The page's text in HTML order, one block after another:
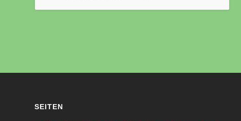
SEITEN